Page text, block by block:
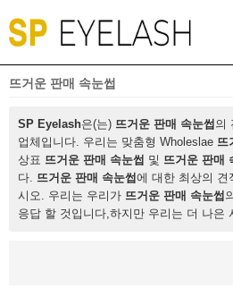
뜨거운 판매 속눈썹
SP Eyelash은(는) 뜨거운 판매 속눈썹 의
업체입니다. 우리는 맞춤형 Wholeslae 뜨
상표 뜨거운 판매 속눈썹 및 뜨거운 판매
다. 뜨거운 판매 속눈썹 에 대한 최상의 견
시오. 우리는 우리가 뜨거운 판매 속눈썹
응답 할 것입니다,하지만 우리는 더 나은